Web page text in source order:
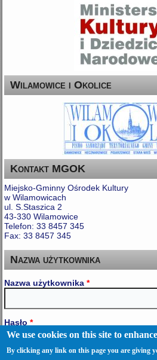
Wilamowice i Okolice
Kontakt MGOK
Miejsko-Gminny Ośrodek Kultury
w Wilamowicach
ul. S.Staszica 2
43-330 Wilamowice
Telefon: 33 8457 345
Fax: 33 8457 345
Nazwa użytkownika
Nazwa użytkownika*
Hasło*
We use cookies on this site to
By clicking any link on this page you are giving